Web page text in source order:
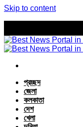
Skip to content
প্রচ্ছদ
জেলা
কলকাতা
দেশ
খেলা